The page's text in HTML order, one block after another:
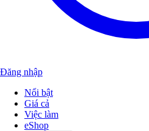
Đăng nhập
Nổi bật
Giá cả
Việc làm
eShop